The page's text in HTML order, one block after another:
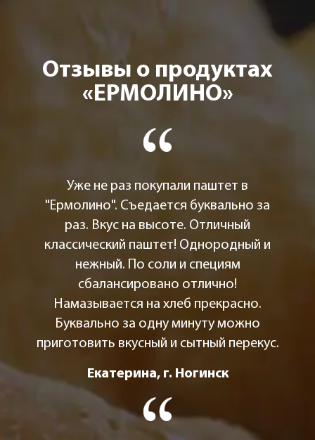
Отзывы о продуктах
«ЕРМОЛИНО»
Уже не раз покупали паштет в
"Ермолино". Съедается буквально за
раз. Вкус на высоте. Отличный
классический паштет! Однородный и
нежный. По соли и специям
сбалансировано отлично!
Намазывается на хлеб прекрасно.
Буквально за одну минуту можно
приготовить вкусный и сытный перекус.
Екатерина, г. Ногинск